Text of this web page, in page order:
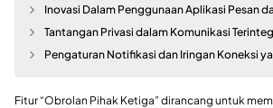
Inovasi Dalam Penggunaan Aplikasi Pesan
Tantangan Privasi dalam Komunikasi
Pengaturan Notifikasi dan Iringan Koneksi
Fitur “Obrolan Pihak Ketiga” dirancang untuk